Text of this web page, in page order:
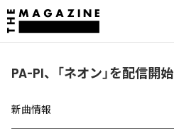
PA-PI、「ネオン」を配信開始
新曲情報